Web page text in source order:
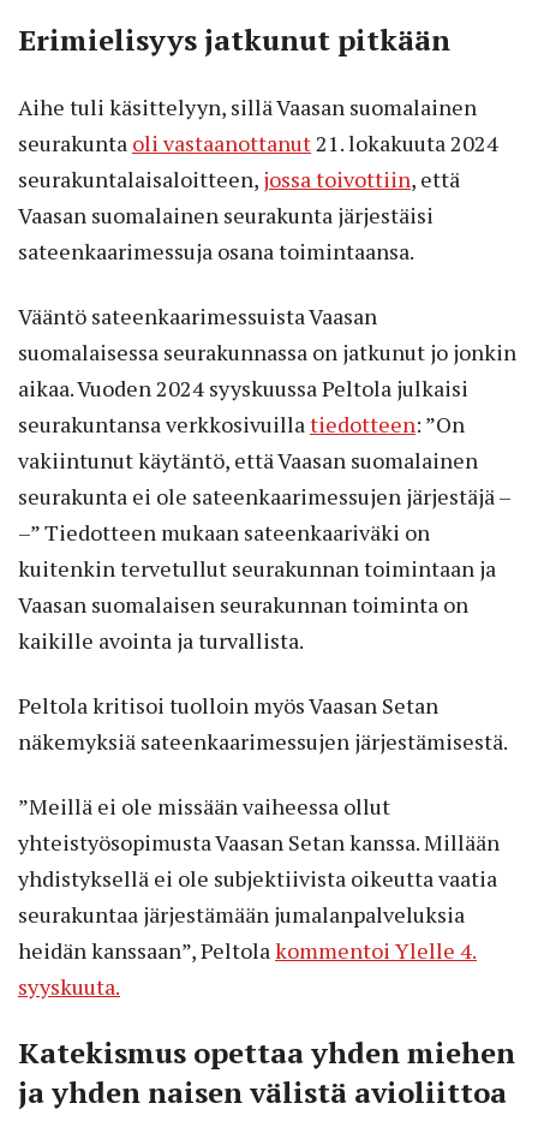
Erimielisyys jatkunut pitkään
Aihe tuli käsittelyyn, sillä Vaasan suomalainen
seurakunta oli vastaanottanut 21. lokakuuta 2024
seurakuntalaisaloitteen, jossa toivottiin, että
Vaasan suomalainen seurakunta järjestäisi
sateenkaarimessuja osana toimintaansa.
Vääntö sateenkaarimessuista Vaasan
suomalaisessa seurakunnassa on jatkunut jo jonkin
aikaa. Vuoden 2024 syyskuussa Peltola julkaisi
seurakuntansa verkkosivuilla tiedotteen: ”On
vakiintunut käytäntö, että Vaasan suomalainen
seurakunta ei ole sateenkaarimessujen järjestäjä –
–” Tiedotteen mukaan sateenkaariväki on
kuitenkin tervetullut seurakunnan toimintaan ja
Vaasan suomalaisen seurakunnan toiminta on
kaikille avointa ja turvallista.
Peltola kritisoi tuolloin myös Vaasan Setan
näkemyksiä sateenkaarimessujen järjestämisestä.
”Meillä ei ole missään vaiheessa ollut
yhteistyösopimusta Vaasan Setan kanssa. Millään
yhdistyksellä ei ole subjektiivista oikeutta vaatia
seurakuntaa järjestämään jumalanpalveluksia
heidän kanssaan”, Peltola kommentoi Ylelle 4.
syyskuuta.
Katekismus opettaa yhden miehen
ja yhden naisen välistä avioliittoa